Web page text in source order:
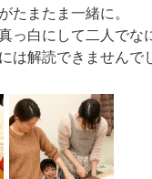
たまたま一緒に。
っ白にして二人でな
は解読できません